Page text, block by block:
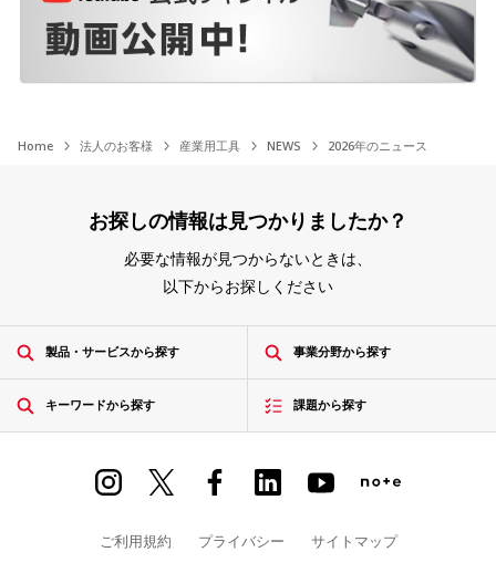
Home 法人のお客様 産業用工具 NEWS 2026年のニュース
お探しの情報は見つかりましたか？
必要な情報が見つからないときは、
以下からお探しください
製品・サービスから探す 事業分野から探す
キーワードから探す 課題から探す
ご利用規約 プライバシー サイトマップ